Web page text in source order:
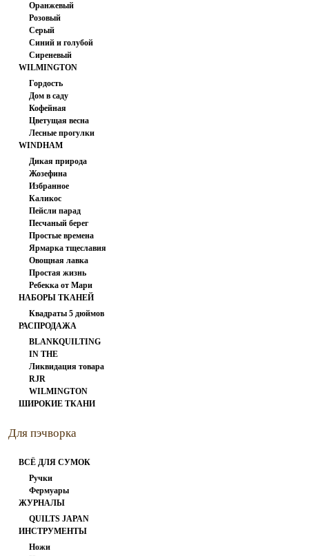
Оранжевый
Розовый
Серый
Синий и голубой
Сиреневый
WILMINGTON
PRINTS
Гордость
Дом в саду
Кофейная
Цветущая весна
Лесные прогулки
WINDHAM
FABRICS
Дикая природа
Жозефина
Избранное
Каликос
Пейсли парад
Песчаный берег
Простые времена
Ярмарка тщеславия
Овощная лавка
Простая жизнь
Ребекка от Мари
Коваль
НАБОРЫ ТКАНЕЙ
Квадраты 5 дюймов
РАСПРОДАЖА
BLANKQUILTING
IN THE
BEGINNING
Ликвидация товара
RJR
WILMINGTON
ШИРОКИЕ ТКАНИ
Для пэчворка
ВСЁ ДЛЯ СУМОК
Ручки
Фермуары
ЖУРНАЛЫ
QUILTS JAPAN
ИНСТРУМЕНТЫ
Ножи